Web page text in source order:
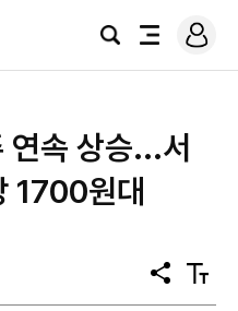
검
전
로
그
속 상승...서
1700원대
공
유
텍
스